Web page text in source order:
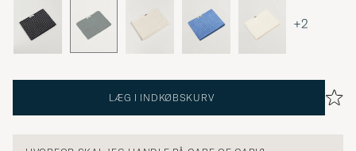
+2
LÆG I INDKØBSKURV